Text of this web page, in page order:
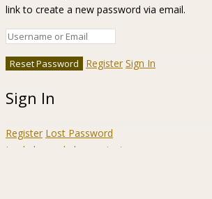
link to create a new password via email.
Register Sign In
Sign In
Register Lost Password
Ir a la barra de herramientas